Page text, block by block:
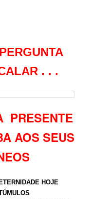
. . .
PRESENTE
AOS SEUS
HOJE